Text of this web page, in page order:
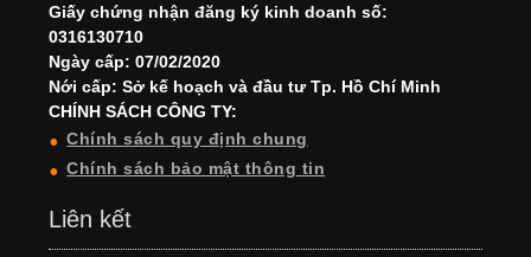
Giấy chứng nhận đăng ký kinh doanh số:
0316130710
Ngày cấp: 07/02/2020
Nới cấp: Sở kế hoạch và đầu tư Tp. Hồ Chí Minh
CHÍNH SÁCH CÔNG TY:
Chính sách quy định chung
Chính sách bảo mật thông tin
Liên kết